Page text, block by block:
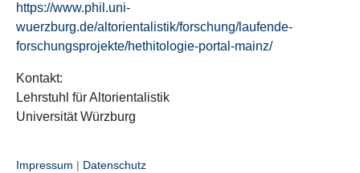
https://www.phil.uni-
wuerzburg.de/altorientalistik/forschung/laufende-
forschungsprojekte/hethitologie-portal-mainz/
Kontakt:
Lehrstuhl für Altorientalistik
Universität Würzburg
Impressum | Datenschutz